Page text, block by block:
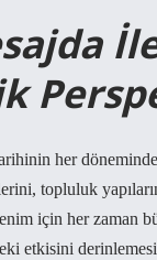
her
topluluk
için her zaman
etkisini